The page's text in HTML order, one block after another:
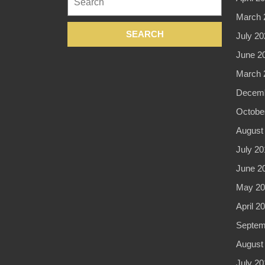
for:
March
July
June
March
August
July
June
May
April
August